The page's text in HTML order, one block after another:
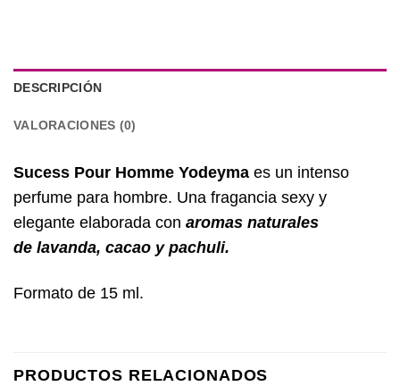
DESCRIPCIÓN
VALORACIONES (0)
Sucess Pour Homme Yodeyma es un intenso
perfume para hombre. Una fragancia sexy y
elegante elaborada con aromas naturales
de lavanda, cacao y pachuli.
Formato de 15 ml.
PRODUCTOS RELACIONADOS